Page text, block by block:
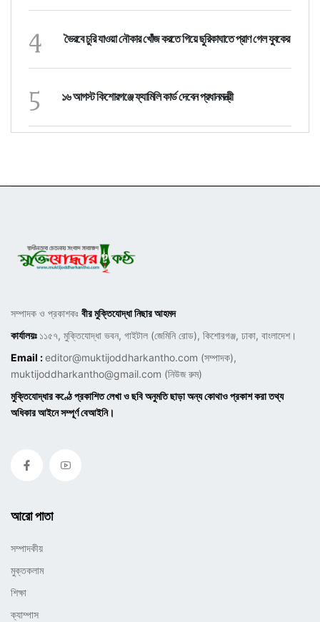
4 ভৈরবে চুরি যাওয়া নৌকার খোঁজ করতে গিয়ে ছুরিকাঘাতে প্রাণ গেল যুবকের
5 ১৬ আগস্ট কিশোরগঞ্জে ফ্যামিলি কার্ড দেবেন প্রধানমন্ত্রী
সম্পাদক ও প্রকাশকঃ বীর মুক্তিযোদ্ধা নিছার আহমদ
কার্যালয়ঃ ১১৫৭, মুক্তিযোদ্ধা ভবন, গাইটাল (জেমিনি রোড), কিশোরগঞ্জ, ঢাকা, বাংলাদেশ।
Email :editor@muktijoddharkantho.com (সম্পাদক),
muktijoddharkantho@gmail.com (নিউজ রুম)
মুক্তিযোদ্ধার কণ্ঠে প্রকাশিত লেখা ও ছবি অনুমতি ছাড়া অন্য কোথাও প্রকাশ করা তথ্য
অধিকার আইনে সম্পূর্ণ বেআইনি।
আরো পাতা
সম্পাদকীয়
মুক্তকলাম
শিক্ষা
ক্যাম্পাস